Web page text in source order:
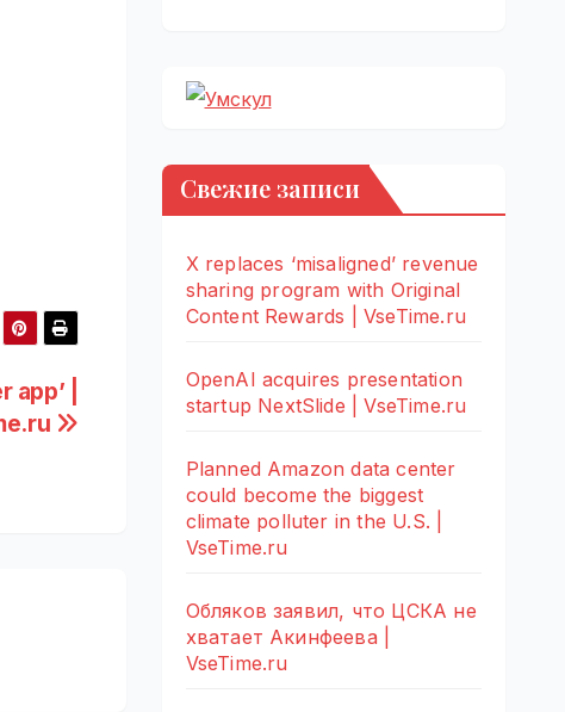
|
Свежие записи
X replaces ‘misaligned’ revenue
sharing program with Original
Content Rewards | VseTime.ru
OpenAI acquires presentation
startup NextSlide | VseTime.ru
Planned Amazon data center
could become the biggest
climate polluter in the U.S. |
VseTime.ru
Обляков заявил, что ЦСКА не
хватает Акинфеева |
VseTime.ru